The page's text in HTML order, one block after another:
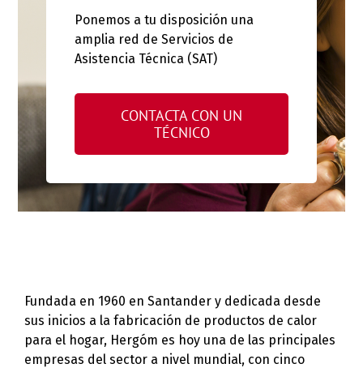
Ponemos a tu disposición una
amplia red de Servicios de
Asistencia Técnica (SAT)
CONTACTA CON UN
TÉCNICO
Fundada en 1960 en Santander y dedicada desde
sus inicios a la fabricación de productos de calor
para el hogar, Hergóm es hoy una de las principales
empresas del sector a nivel mundial, con cinco